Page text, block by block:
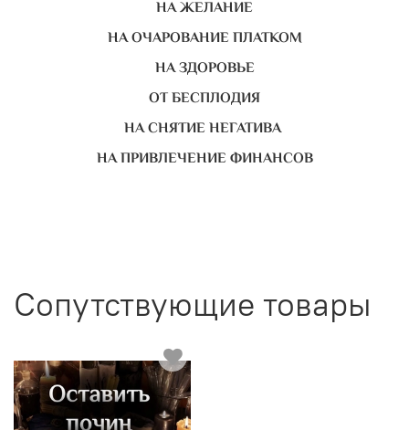
НА ЖЕЛАНИЕ
НА ОЧАРОВАНИЕ ПЛАТКОМ
НА ЗДОРОВЬЕ
ОТ БЕСПЛОДИЯ
НА СНЯТИЕ НЕГАТИВА
НА ПРИВЛЕЧЕНИЕ ФИНАНСОВ
Сопутствующие товары